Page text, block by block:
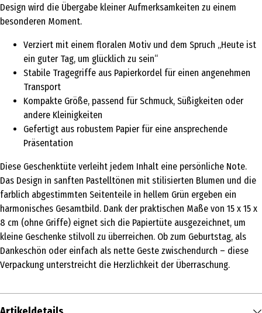
Design wird die Übergabe kleiner Aufmerksamkeiten zu einem
besonderen Moment.
Verziert mit einem floralen Motiv und dem Spruch „Heute ist
ein guter Tag, um glücklich zu sein“
Stabile Tragegriffe aus Papierkordel für einen angenehmen
Transport
Kompakte Größe, passend für Schmuck, Süßigkeiten oder
andere Kleinigkeiten
Gefertigt aus robustem Papier für eine ansprechende
Präsentation
Diese Geschenktüte verleiht jedem Inhalt eine persönliche Note.
Das Design in sanften Pastelltönen mit stilisierten Blumen und die
farblich abgestimmten Seitenteile in hellem Grün ergeben ein
harmonisches Gesamtbild. Dank der praktischen Maße von 15 x 15 x
8 cm (ohne Griffe) eignet sich die Papiertüte ausgezeichnet, um
kleine Geschenke stilvoll zu überreichen. Ob zum Geburtstag, als
Dankeschön oder einfach als nette Geste zwischendurch – diese
Verpackung unterstreicht die Herzlichkeit der Überraschung.